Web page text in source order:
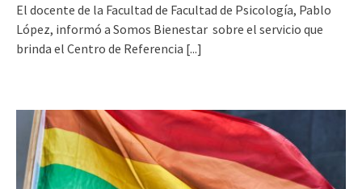
El docente de la Facultad de Facultad de Psicología, Pablo
López, informó a Somos Bienestar sobre el servicio que
brinda el Centro de Referencia [...]